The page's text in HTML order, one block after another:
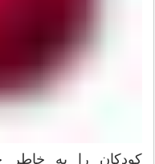
کودکان را به خاطر